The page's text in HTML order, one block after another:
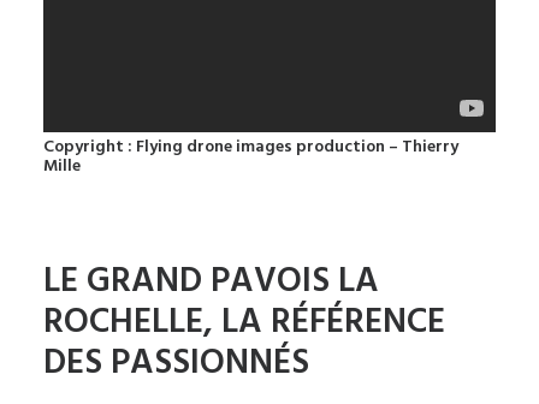
Copyright : Flying drone images production – Thierry
Mille
LE GRAND PAVOIS LA
ROCHELLE, LA RÉFÉRENCE
DES PASSIONNÉS